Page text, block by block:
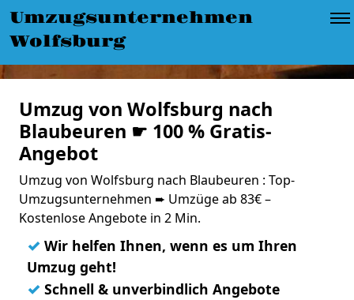
Umzugsunternehmen
Wolfsburg
Umzug von Wolfsburg nach
Blaubeuren ☛ 100 % Gratis-
Angebot
Umzug von Wolfsburg nach Blaubeuren : Top-
Umzugsunternehmen ➨ Umzüge ab 83€ –
Kostenlose Angebote in 2 Min.
✓ Wir helfen Ihnen, wenn es um Ihren
Umzug geht!
✓ Schnell & unverbindlich Angebote